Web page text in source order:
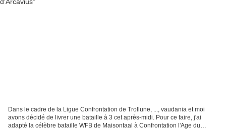
Dans le cadre de la Ligue Confrontation de Trollune, ..., vaudania et moi
avons décidé de livrer une bataille à 3 cet après-midi. Pour ce faire, j'ai
adapté la célèbre bataille WFB de Maisontaal à Confrontation l'Age du